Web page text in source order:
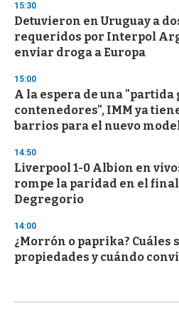
15:30
Detuvieron en Uruguay a
requeridos por Interpol
enviar droga a Europa
15:00
A la espera de una "partida
contenedores", IMM ya
barrios para el nuevo
14:50
Liverpool 1-0 Albion en
rompe la paridad en el
Degregorio
14:00
¿Morrón o paprika? Cuáles
propiedades y cuándo